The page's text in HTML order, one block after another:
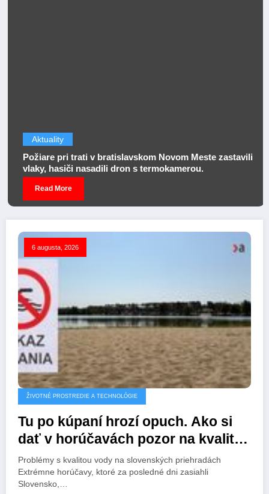
Aktuality
Požiare pri trati v bratislavskom Novom Meste zastavili
vlaky, hasiči nasadili dron s termokamerou.
Read More
6 augusta, 2026
ŽIVOTNÉ PROSTREDIE A TECHNOLÓGIE
Tu po kúpaní hrozí opuch. Ako si
dať v horúčavách pozor na kvalitu
vody v jazere? (reportáž)
Problémy s kvalitou vody na slovenských priehradách
Extrémne horúčavy, ktoré za posledné dni zasiahli
Slovensko,…